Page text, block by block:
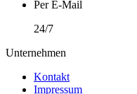
Per E-Mail
24/7
Unternehmen
Kontakt
Impressum